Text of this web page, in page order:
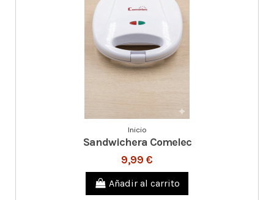
Inicio
Sandwichera Comelec
9,99 €
Añadir al carrito